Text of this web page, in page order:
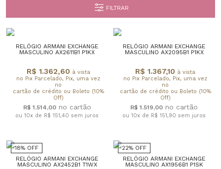
FILTRAR
RELÓGIO ARMANI EXCHANGE
MASCULINO AX2611B1 P1KX
R$ 1.362,60 à vista
no Pix Parcelado, Pix, uma vez
no
cartão de crédito ou Boleto (10%
Off)
R$ 1.514,00
ou 10x de R$ 151,40 sem juros
RELÓGIO ARMANI EXCHANGE
MASCULINO AX2095B1 P1KX
R$ 1.367,10 à vista
no Pix Parcelado, Pix, uma vez
no
cartão de crédito ou Boleto (10%
Off)
R$ 1.519,00
ou 10x de R$ 151,90 sem juros
18% OFF
RELÓGIO ARMANI EXCHANGE
MASCULINO AX2452B1 T1WX
22% OFF
RELÓGIO ARMANI EXCHANGE
MASCULINO AX1956B1 P1SK